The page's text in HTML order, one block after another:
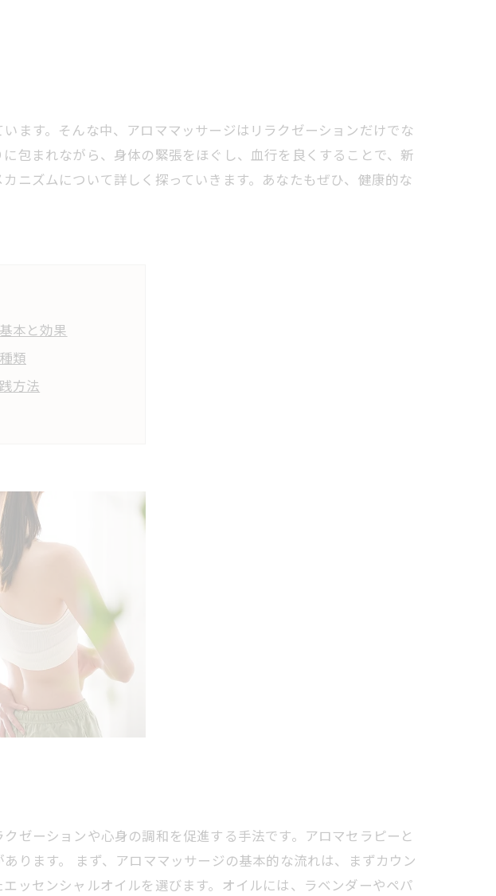
ます。そんな中、アロママッサージはリラクゼーションだけでな
包まれながら、身体の緊張をほぐし、血行を良くすることで、新
ニズムについて詳しく探っていきます。あなたもぜひ、健康的な
本と効果
類
方法
リット
ゼーションや心身の調和を促進する手法です。アロマセラピーと
ります。 まず、アロママッサージの基本的な流れは、まずカウン
ッセンシャルオイルを選びます。オイルには、ラベンダーやペパ